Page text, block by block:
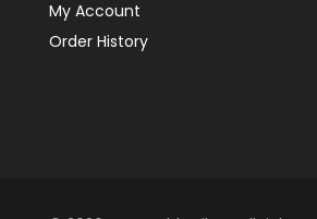
My Account
Order History